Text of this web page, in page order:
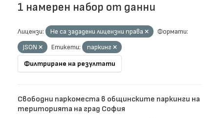
1 намерен набор от данни
Лицензи: Не са зададени лицензни права
Формати:
JSON
Етикети:
паркинг
Филтриране на резултати
Свободни паркоместа в общинските паркинги на
територията на град София